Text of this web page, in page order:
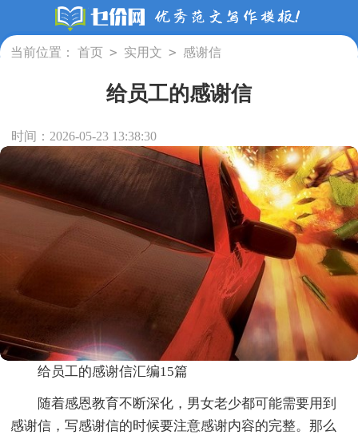
当前位置： 首页 > 实用文 > 感谢信
给员工的感谢信
时间：2026-05-23 13:38:30
给员工的感谢信汇编15篇
随着感恩教育不断深化，男女老少都可能需要用到
感谢信，写感谢信的时候要注意感谢内容的完整。那么